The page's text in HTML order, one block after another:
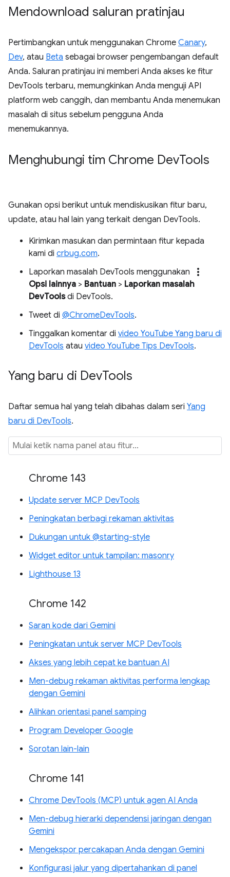
Mendownload saluran pratinjau
Pertimbangkan untuk menggunakan Chrome Canary,
Dev, atau Beta sebagai browser pengembangan default
Anda. Saluran pratinjau ini memberi Anda akses ke fitur
DevTools terbaru, memungkinkan Anda menguji API
platform web canggih, dan membantu Anda menemukan
masalah di situs sebelum pengguna Anda
menemukannya.
Menghubungi tim Chrome DevTools
Gunakan opsi berikut untuk mendiskusikan fitur baru,
update, atau hal lain yang terkait dengan DevTools.
Kirimkan masukan dan permintaan fitur kepada
kami di crbug.com.
Laporkan masalah DevTools menggunakan
more_vert
Opsi lainnya > Bantuan > Laporkan masalah
DevToolsdi DevTools.
Tweet di @ChromeDevTools.
Tinggalkan komentar di video YouTube Yang baru di
DevTools atau video YouTube Tips DevTools.
Yang baru di DevTools
Daftar semua hal yang telah dibahas dalam seri Yang
baru di DevTools.
Chrome 143
Update server MCP DevTools
Peningkatan berbagi rekaman aktivitas
Dukungan untuk @starting-style
Widget editor untuk tampilan: masonry
Lighthouse 13
Chrome 142
Saran kode dari Gemini
Peningkatan untuk server MCP DevTools
Akses yang lebih cepat ke bantuan AI
Men-debug rekaman aktivitas performa lengkap
dengan Gemini
Alihkan orientasi panel samping
Program Developer Google
Sorotan lain-lain
Chrome 141
Chrome DevTools (MCP) untuk agen AI Anda
Men-debug hierarki dependensi jaringan dengan
Gemini
Mengekspor percakapan Anda dengan Gemini
Konfigurasi jalur yang dipertahankan di panel